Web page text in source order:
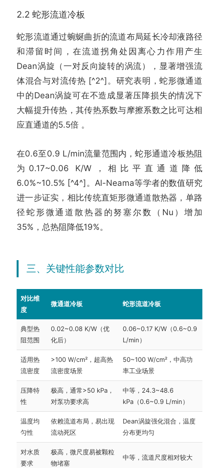
2.2 蛇形流道冷板
蛇形流道通过蜿蜒曲折的流道布局延长冷却液路径
和滞留时间，在流道拐角处因离心力作用产生
Dean涡旋（一对反向旋转的涡流），显著增强流
体混合与对流传热 [^2^]。研究表明，蛇形微通道
中的Dean涡旋可在不造成显著压降损失的情况下
大幅提升传热，其传热系数与摩擦系数之比可达相
应直通道的5.5倍 。
在0.6至0.9 L/min流量范围内，蛇形通道冷板热阻
为0.17~0.06 K/W，相比平直通道降低
6.0%~10.5% [^4^]。Al-Neama等学者的数值研究
进一步证实，相比传统直矩形微通道散热器，单路
径蛇形微通道散热器的努塞尔数（Nu）增加
35%，总热阻降低19%。
三、关键性能参数对比
对比维
度
微通道冷板 蛇形流道冷板
典型热
阻范围
0.02~0.08 K/W（优
化后）
0.06~0.17 K/W（0.6~0.9
L/min）
适用热
流密度
>100 W/cm²，超高热
流密度场景
50~100 W/cm²，中高功
率工业场景
压降特
性
极高，通常>50 kPa，
对泵功要求高
中等，24.3~48.6
kPa（0.6~0.9 L/min）
温度均
匀性
依赖流道布局，易出现
流动死区
Dean涡旋强化混合，温度
分布更均匀
对水质
要求
极高，微尺度易被颗粒
物堵塞
中等，流道尺度相对较大